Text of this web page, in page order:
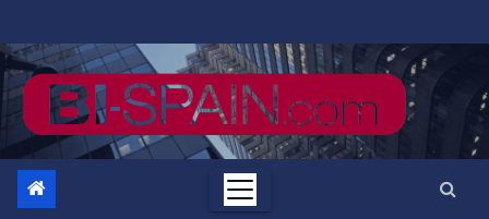
al
contenido